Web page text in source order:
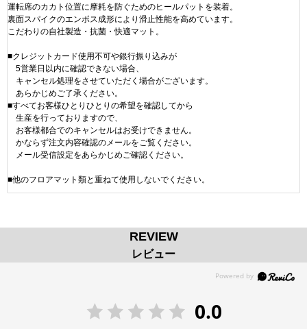
運転席のカカト位置に摩耗を防ぐためのヒールパットを装着。
裏面スパイクのエンボス成形により滑止性能を高めています。
こだわりの自社製造・抗菌・快適マット。
■クレジットカード使用不可や銀行振り込みが
5営業日以内に確認できない場合、
キャンセル処理をさせていただく場合がございます。
あらかじめご了承ください。
■すべてお客様ひとりひとりの希望を確認してから
生産を行っておりますので、
お客様都合でのキャンセルはお受けできません。
かならず注文内容確認のメールをご覧ください。
メール受信設定をあらかじめご確認ください。
■他のフロアマット類と重ねて使用しないでください。
REVIEW
レビュー
0.0